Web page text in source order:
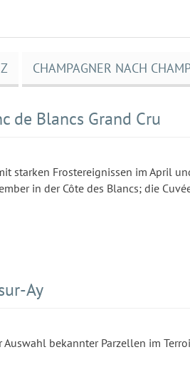
CHAMPAGNER NACH
de Blancs Grand Cru
starken Frostereignissen im April
in der Côte des Blancs; die
Ay
bekannter Parzellen im